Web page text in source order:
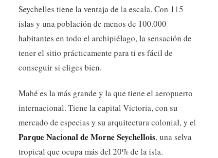
Seychelles tiene la ventaja de la escala. Con 115
islas y una población de menos de 100.000
habitantes en todo el archipiélago, la sensación de
tener el sitio prácticamente para ti es fácil de
conseguir si eliges bien.
Mahé es la más grande y la que tiene el aeropuerto
internacional. Tiene la capital Victoria, con su
mercado de especias y su arquitectura colonial, y el
Parque Nacional de Morne Seychellois, una selva
tropical que ocupa más del 20% de la isla.